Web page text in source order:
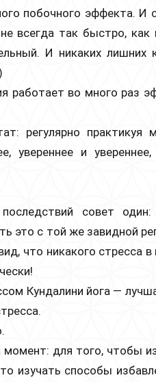
побочного эффекта. И
всегда так быстро,
И никаких лишних
работает во много раз
регулярно практикуя
увереннее и
совет один:
это с той же завидной
что никакого стресса
Кундалини йога —
для того, чтобы
изучать способы